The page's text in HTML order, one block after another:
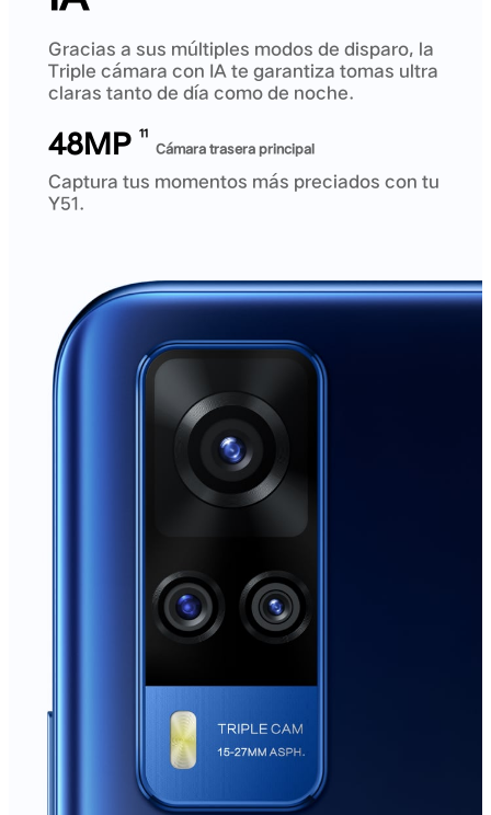
Gracias a sus múltiples modos de disparo, la
Triple cámara con IA te garantiza tomas ultra
claras tanto de día como de noche.
48MP 11
Cámara trasera principal
Captura tus momentos más preciados con tu
Y51.